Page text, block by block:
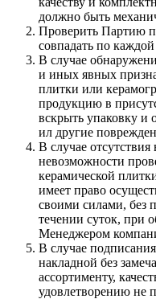
должно быть
Проверить Партию
совпадать по
В случае
и иных явных
плитки или
продукцию в
вскрыть упаковку и
ил другие
В случае
невозможности
керамической
имеет право
своими силами, без
течении суток, при
Менеджером
В случае
накладной без
ассортименту,
удовлетворению не